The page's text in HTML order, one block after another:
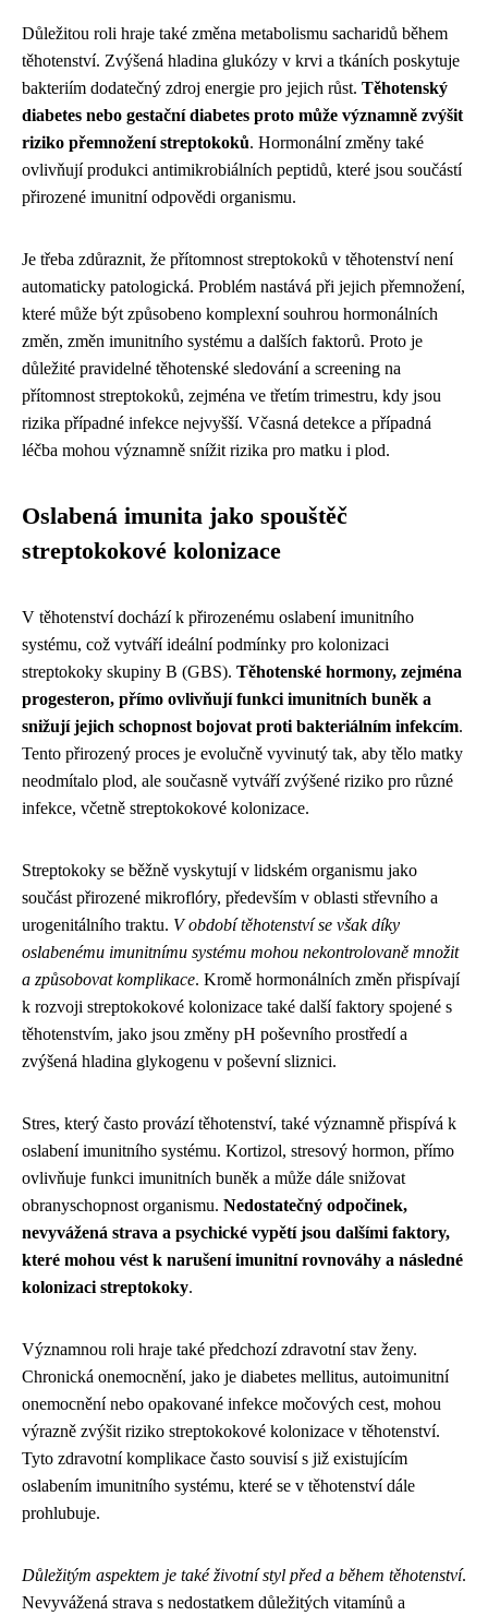
Důležitou roli hraje také změna metabolismu sacharidů během
těhotenství. Zvýšená hladina glukózy v krvi a tkáních poskytuje
bakteriím dodatečný zdroj energie pro jejich růst. Těhotenský
diabetes nebo gestační diabetes proto může významně zvýšit
riziko přemnožení streptokoků. Hormonální změny také
ovlivňují produkci antimikrobiálních peptidů, které jsou součástí
přirozené imunitní odpovědi organismu.
Je třeba zdůraznit, že přítomnost streptokoků v těhotenství není
automaticky patologická. Problém nastává při jejich přemnožení,
které může být způsobeno komplexní souhrou hormonálních
změn, změn imunitního systému a dalších faktorů. Proto je
důležité pravidelné těhotenské sledování a screening na
přítomnost streptokoků, zejména ve třetím trimestru, kdy jsou
rizika případné infekce nejvyšší. Včasná detekce a případná
léčba mohou významně snížit rizika pro matku i plod.
Oslabená imunita jako spouštěč
streptokokové kolonizace
V těhotenství dochází k přirozenému oslabení imunitního
systému, což vytváří ideální podmínky pro kolonizaci
streptokoky skupiny B (GBS). Těhotenské hormony, zejména
progesteron, přímo ovlivňují funkci imunitních buněk a
snižují jejich schopnost bojovat proti bakteriálním infekcím.
Tento přirozený proces je evolučně vyvinutý tak, aby tělo matky
neodmítalo plod, ale současně vytváří zvýšené riziko pro různé
infekce, včetně streptokokové kolonizace.
Streptokoky se běžně vyskytují v lidském organismu jako
součást přirozené mikroflóry, především v oblasti střevního a
urogenitálního traktu. V období těhotenství se však díky
oslabenému imunitnímu systému mohou nekontrolovaně množit
a způsobovat komplikace. Kromě hormonálních změn přispívají
k rozvoji streptokokové kolonizace také další faktory spojené s
těhotenstvím, jako jsou změny pH poševního prostředí a
zvýšená hladina glykogenu v poševní sliznici.
Stres, který často provází těhotenství, také významně přispívá k
oslabení imunitního systému. Kortizol, stresový hormon, přímo
ovlivňuje funkci imunitních buněk a může dále snižovat
obranyschopnost organismu. Nedostatečný odpočinek,
nevyvážená strava a psychické vypětí jsou dalšími faktory,
které mohou vést k narušení imunitní rovnováhy a následné
kolonizaci streptokoky.
Významnou roli hraje také předchozí zdravotní stav ženy.
Chronická onemocnění, jako je diabetes mellitus, autoimunitní
onemocnění nebo opakované infekce močových cest, mohou
výrazně zvýšit riziko streptokokové kolonizace v těhotenství.
Tyto zdravotní komplikace často souvisí s již existujícím
oslabením imunitního systému, které se v těhotenství dále
prohlubuje.
Důležitým aspektem je také životní styl před a během těhotenství.
Nevyvážená strava s nedostatkem důležitých vitamínů a